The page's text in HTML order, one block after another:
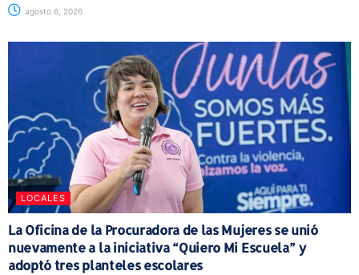
agosto 6, 2026
LOCALES
La Oficina de la Procuradora de las Mujeres se unió
nuevamente a la iniciativa “Quiero Mi Escuela” y
adoptó tres planteles escolares